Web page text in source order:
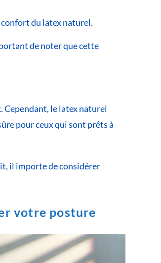
du latex naturel.
de noter que cette
Cependant, le latex naturel
pour ceux qui sont prêts à
il importe de considérer
votre posture